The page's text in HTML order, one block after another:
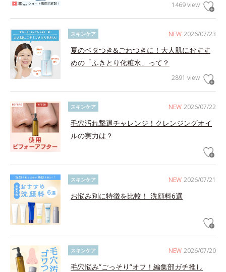
1469 view
NEW 2026/07/23
スキンケア
夏のベタつき&ごわつきに！大人肌におすす
めの「ふきとり化粧水」って？
2891 view
NEW 2026/07/22
スキンケア
毛穴汚れ撃退チャレンジ！クレンジングオイ
ルの実力は？
NEW 2026/07/21
スキンケア
お悩み別に特徴を比較！ 洗顔料6選
NEW 2026/07/20
スキンケア
毛穴悩み”ごっそり”オフ！編集部ガチ推し